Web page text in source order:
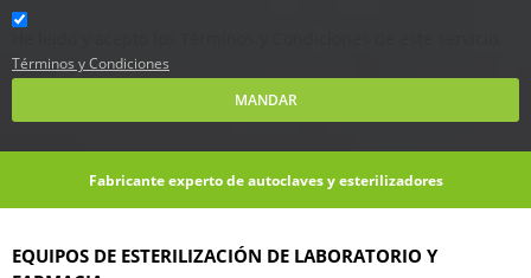
Términos y Condiciones
MANDAR
Fabricante experto de autoclaves y esterilizadores
EQUIPOS DE ESTERILIZACIÓN DE LABORATORIO Y